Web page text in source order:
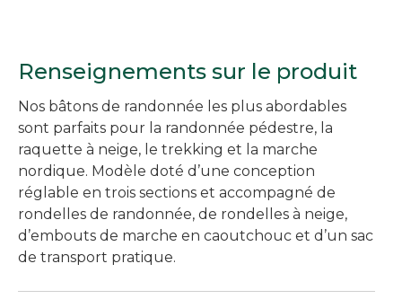
Renseignements sur le produit
Nos bâtons de randonnée les plus abordables
sont parfaits pour la randonnée pédestre, la
raquette à neige, le trekking et la marche
nordique. Modèle doté d’une conception
réglable en trois sections et accompagné de
rondelles de randonnée, de rondelles à neige,
d’embouts de marche en caoutchouc et d’un sac
de transport pratique.